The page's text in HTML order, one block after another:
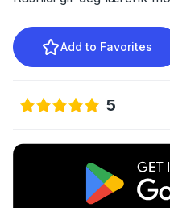
Add to Favorites
5